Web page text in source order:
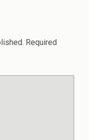
Required